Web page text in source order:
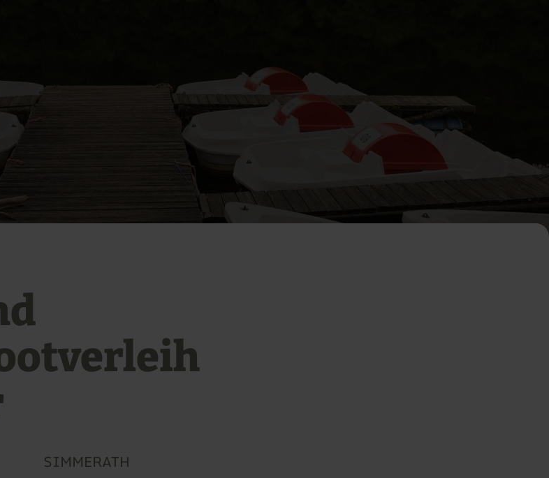
SIMMERATH